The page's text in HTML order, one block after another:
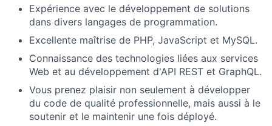
Expérience avec le développement de solutions
dans divers langages de programmation.
Excellente maîtrise de PHP, JavaScript et MySQL.
Connaissance des technologies liées aux services
Web et au développement d'API REST et GraphQL.
Vous prenez plaisir non seulement à développer
du code de qualité professionnelle, mais aussi à le
soutenir et le maintenir une fois déployé.